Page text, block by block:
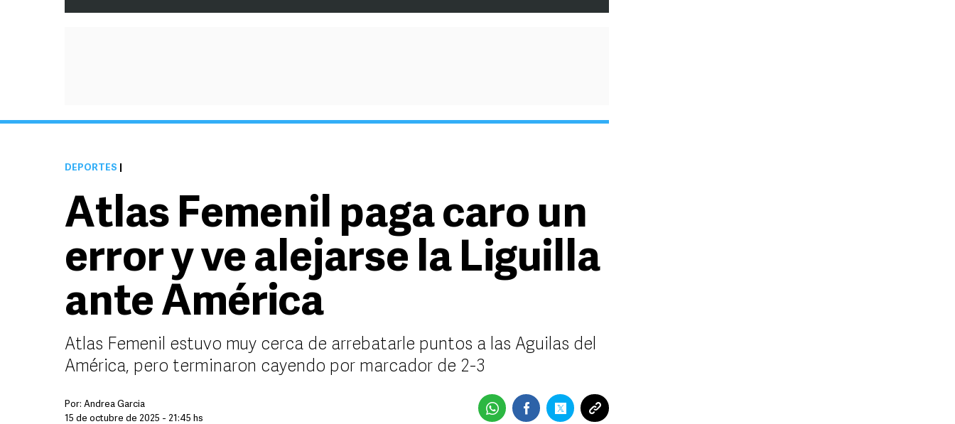
DEPORTES
Atlas Femenil paga caro un
error y ve alejarse la Liguilla
ante América
Atlas Femenil estuvo muy cerca de arrebatarle puntos a las Aguilas del
América, pero terminaron cayendo por marcador de 2-3
Por: Andrea Garcia
15 de octubre de 2025 - 21:45 hs